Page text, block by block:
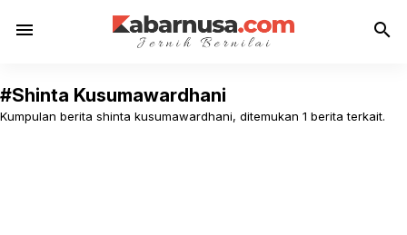
menu search
#Shinta Kusumawardhani
Kumpulan berita shinta kusumawardhani, ditemukan 1 berita terkait.